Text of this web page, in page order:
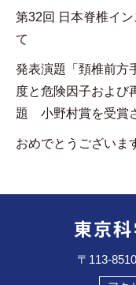
第32回 日本脊椎イ
て
発表演題「頚椎前方
度と危険因子および
題 小野村賞を受賞
おめでとうございま
東京
〒113-